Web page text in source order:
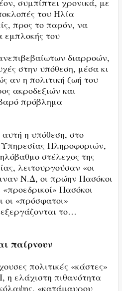
συμπίπτει χρονικά, με
του Ηλία
προς το παρόν, να
εμπλοκής του
διαρροών,
στην υπόθεση, μέσα κι
αν η πολιτική ζωή του
ακροδεξιών και
πρόβλημα
η υπόθεση, στο
Υπηρεσίας Πληροφοριών,
στέλεχος της
λειτουργούσαν «οι
Ν.Δ, οι πρώην Πασόκοι
Πασόκοι
«πρόσφατοι»
το…
παίρνουν
πολιτικές «κάστες»
η ελάχιστη πιθανότητα
«κατάμαυρου